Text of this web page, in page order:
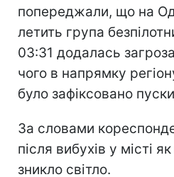
попереджали, що на
летить група
03:31 додалась
чого в напрямку
було зафіксовано
За словами
після вибухів у місті
зникло світло.